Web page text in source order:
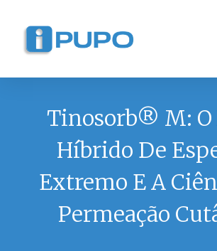
Tinosorb® M:
Híbrido De
Extremo E A
Permeação